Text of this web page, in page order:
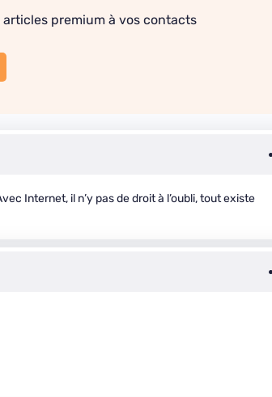
articles premium à vos contacts
Internet, il n’y pas de droit à l’oubli, tout existe